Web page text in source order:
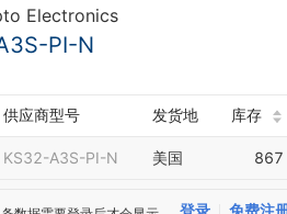
Electronics
PI-N
供应商型号 发货地 库存
KS32-A3S-PI-N 美国 867
登录 免费注